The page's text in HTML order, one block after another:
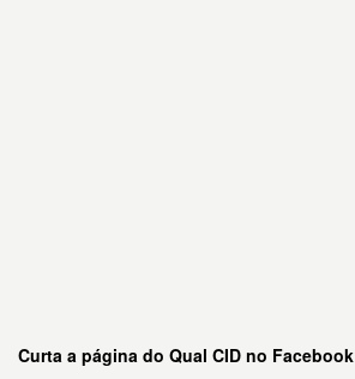
Curta a página do Qual CID no Facebook